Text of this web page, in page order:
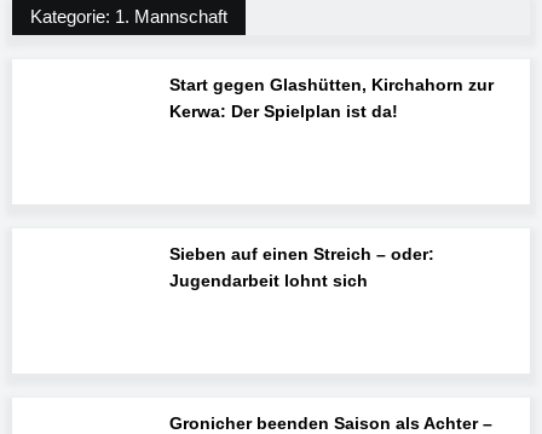
Kategorie: 1. Mannschaft
Start gegen Glashütten, Kirchahorn zur
Kerwa: Der Spielplan ist da!
Sieben auf einen Streich – oder:
Jugendarbeit lohnt sich
Gronicher beenden Saison als Achter –